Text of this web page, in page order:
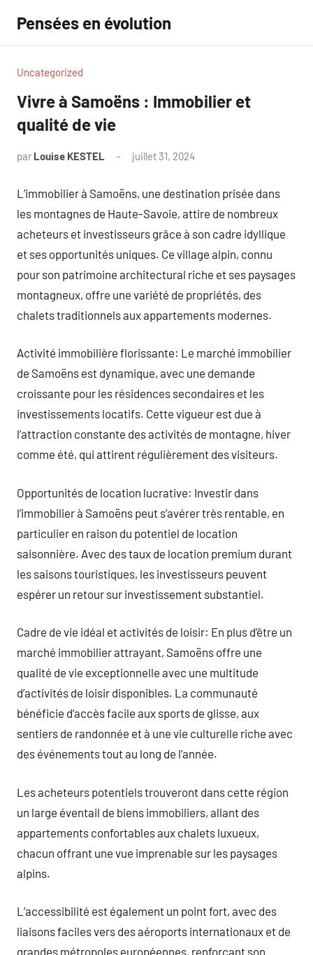
contenu
Pensées en évolution
Uncategorized
Vivre à Samoëns : Immobilier et
qualité de vie
par Louise KESTEL juillet 31, 2024
L’immobilier à Samoëns, une destination prisée dans
les montagnes de Haute-Savoie, attire de nombreux
acheteurs et investisseurs grâce à son cadre idyllique
et ses opportunités uniques. Ce village alpin, connu
pour son patrimoine architectural riche et ses paysages
montagneux, offre une variété de propriétés, des
chalets traditionnels aux appartements modernes.
Activité immobilière florissante: Le marché immobilier
de Samoëns est dynamique, avec une demande
croissante pour les résidences secondaires et les
investissements locatifs. Cette vigueur est due à
l’attraction constante des activités de montagne, hiver
comme été, qui attirent régulièrement des visiteurs.
Opportunités de location lucrative: Investir dans
l’immobilier à Samoëns peut s’avérer très rentable, en
particulier en raison du potentiel de location
saisonnière. Avec des taux de location premium durant
les saisons touristiques, les investisseurs peuvent
espérer un retour sur investissement substantiel.
Cadre de vie idéal et activités de loisir: En plus d’être un
marché immobilier attrayant, Samoëns offre une
qualité de vie exceptionnelle avec une multitude
d’activités de loisir disponibles. La communauté
bénéficie d’accès facile aux sports de glisse, aux
sentiers de randonnée et à une vie culturelle riche avec
des événements tout au long de l’année.
Les acheteurs potentiels trouveront dans cette région
un large éventail de biens immobiliers, allant des
appartements confortables aux chalets luxueux,
chacun offrant une vue imprenable sur les paysages
alpins.
L’accessibilité est également un point fort, avec des
liaisons faciles vers des aéroports internationaux et de
grandes métropoles européennes, renforçant son